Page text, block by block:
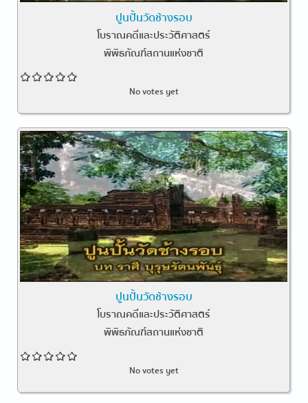
ปูนปั้นวัดช้างรอบ
โบราณคดีและประวัติศาสตร์
พิพิธภัณฑ์สถานแห่งชาติ
No votes yet
ปูนปั้นวัดช้างรอบ
โบราณคดีและประวัติศาสตร์
พิพิธภัณฑ์สถานแห่งชาติ
No votes yet